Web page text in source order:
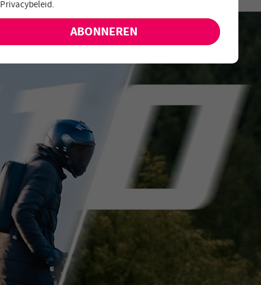
aanbiedingen en nieuwe producten!
Privacybeleid.